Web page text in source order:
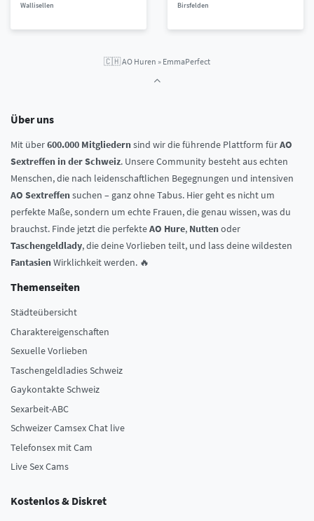
Wallisellen Birsfelden
🇨🇭AO Huren » EmmaPerfect
Über uns
Mit über600.000 Mitgliedernsind wir die führende Plattform fürAO
Sextreffen in der Schweiz. Unsere Community besteht aus echten
Menschen, die nach leidenschaftlichen Begegnungen und intensiven
AO Sextreffensuchen – ganz ohne Tabus. Hier geht es nicht um
perfekte Maße, sondern um echte Frauen, die genau wissen, was du
brauchst. Finde jetzt die perfekteAO Hure, Nuttenoder
Taschengeldlady, die deine Vorlieben teilt, und lass deine wildesten
FantasienWirklichkeit werden. 🔥
Themenseiten
Städteübersicht
Charaktereigenschaften
Sexuelle Vorlieben
Taschengeldladies Schweiz
Gaykontakte Schweiz
Sexarbeit-ABC
Schweizer Camsex Chat live
Telefonsex mit Cam
Live Sex Cams
Kostenlos & Diskret